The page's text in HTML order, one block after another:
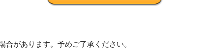
があります。予めご了承ください。